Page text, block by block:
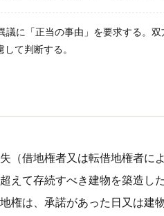
に「正当の事由」を要求する。
て判断する。
（借地権者又は転借地権者に
えて存続すべき建物を築造し
権は、承諾があった日又は建